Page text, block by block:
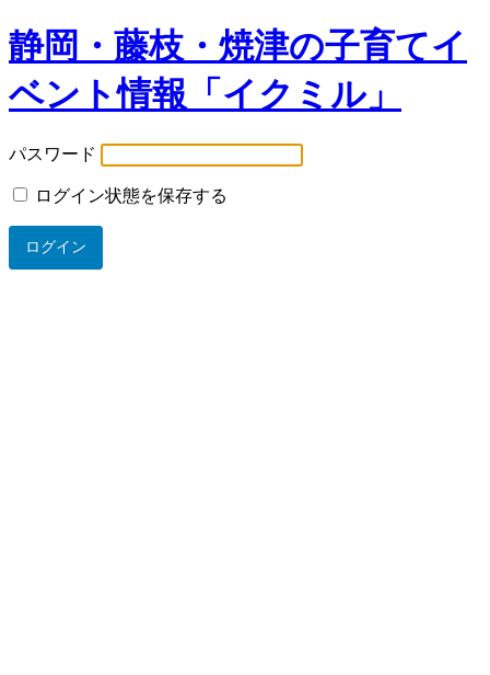
静岡・藤枝・焼津の子育てイ
ベント情報「イクミル」
パスワード
ログイン状態を保存する